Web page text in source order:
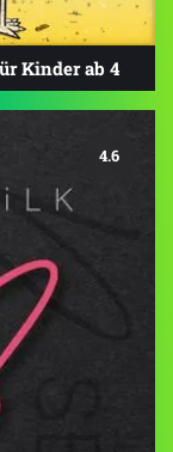
Kinder ab 4
4.6